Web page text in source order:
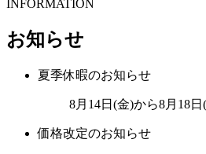
INFORMATION
お知らせ
夏季休暇のお知らせ
8月14日(金)から8月18
価格改定のお知らせ